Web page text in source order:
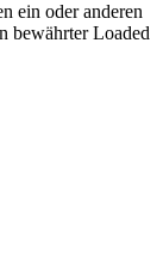
ein oder anderen
bewährter Loaded